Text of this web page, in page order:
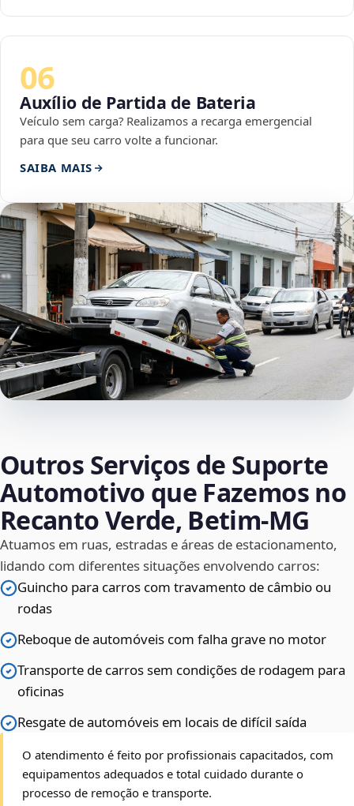
06
Auxílio de Partida de Bateria
Veículo sem carga? Realizamos a recarga emergencial
para que seu carro volte a funcionar.
SAIBA MAIS
Outros Serviços de Suporte
Automotivo que Fazemos no
Recanto Verde, Betim‑MG
Atuamos em ruas, estradas e áreas de estacionamento,
lidando com diferentes situações envolvendo carros:
Guincho para carros com travamento de câmbio ou
rodas
Reboque de automóveis com falha grave no motor
Transporte de carros sem condições de rodagem para
oficinas
Resgate de automóveis em locais de difícil saída
O atendimento é feito por profissionais capacitados, com
equipamentos adequados e total cuidado durante o
processo de remoção e transporte.